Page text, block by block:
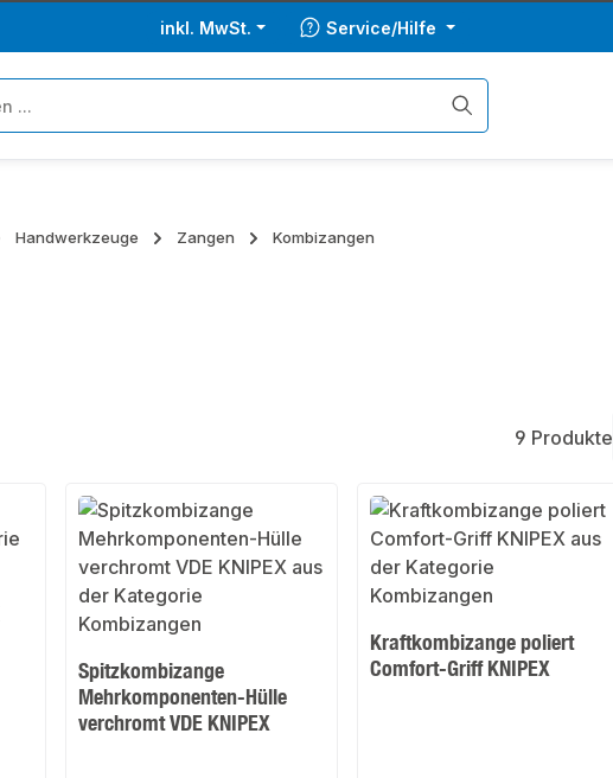
inkl. MwSt. Service/Hilfe
Handwerkzeuge Zangen Kombizangen
9 Produkte
Spitzkombizange
Mehrkomponenten-Hülle
verchromt VDE KNIPEX
Kraftkombizange poliert
Comfort-Griff KNIPEX